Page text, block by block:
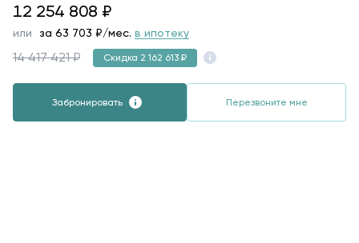
12254808
12 254 808 ₽
или за 63 703 ₽/мес. в ипотеку
14 417 421 ₽ Скидка 2 162 613 ₽
Забронировать Перезвоните мне